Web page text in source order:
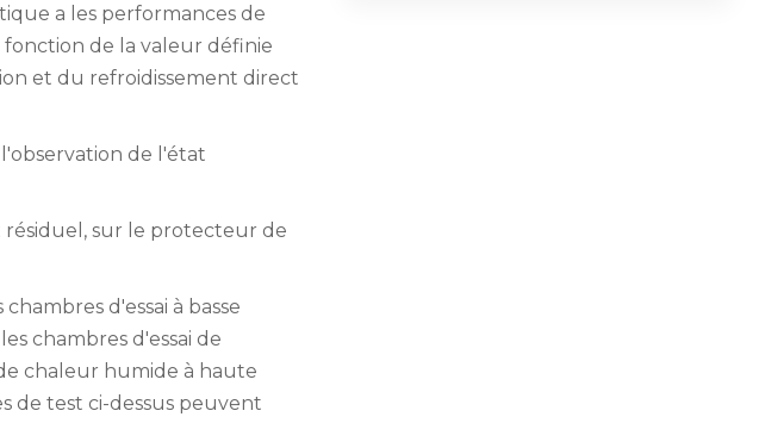
a les performances de
de la valeur définie
et du refroidissement direct
de l'état
résiduel, sur le protecteur de
d'essai à basse
chambres d'essai de
chaleur humide à haute
de test ci-dessus peuvent